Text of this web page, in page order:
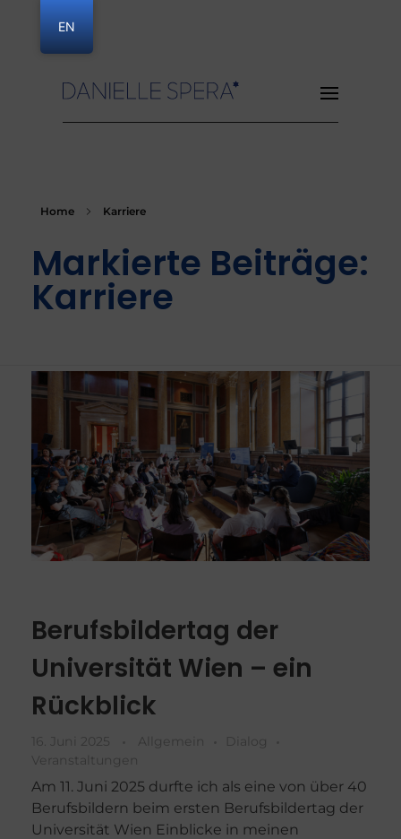
Home Karriere
Markierte Beiträge:
Karriere
Berufsbildertag der
Universität Wien – ein
Rückblick
16. Juni 2025 Allgemein
Dialog
Veranstaltungen
Am 11. Juni 2025 durfte ich als eine von über 40
Berufsbildern beim ersten Berufsbildertag der
Universität Wien Einblicke in meinen
EN